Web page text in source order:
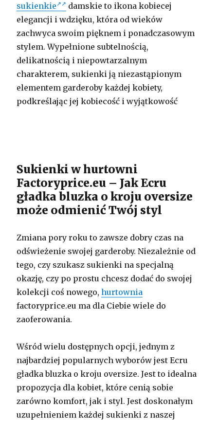
sukienkie
damskie to ikona kobiecej
elegancji i wdzięku, która od wieków
zachwyca swoim pięknem i ponadczasowym
stylem. Wypełnione subtelnością,
delikatnością i niepowtarzalnym
charakterem, sukienki ją niezastąpionym
elementem garderoby każdej kobiety,
podkreślając jej kobiecość i wyjątkowość
Sukienki w hurtowni
Factoryprice.eu – Jak Ecru
gładka bluzka o kroju oversize
może odmienić Twój styl
Zmiana pory roku to zawsze dobry czas na
odświeżenie swojej garderoby. Niezależnie od
tego, czy szukasz sukienki na specjalną
okazję, czy po prostu chcesz dodać do swojej
kolekcji coś nowego,hurtownia
factoryprice.eu ma dla Ciebie wiele do
zaoferowania.
Wśród wielu dostępnych opcji, jednym z
najbardziej popularnych wyborów jest Ecru
gładka bluzka o kroju oversize. Jest to idealna
propozycja dla kobiet, które cenią sobie
zarówno komfort, jak i styl. Jest doskonałym
uzupełnieniem każdej sukienki z naszej